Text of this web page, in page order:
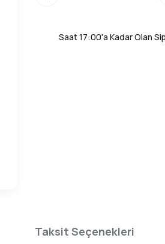
Saat 17:00'a Kadar Olan
Taksit Seçenekleri